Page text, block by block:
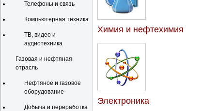
Телефоны и связь
Компьютерная техника
ТВ, видео и
аудиотехника
Газовая и нефтяная
отрасль
Нефтяное и газовое
оборудование
Добыча и переработка
Химия и нефтехимия
Электроника